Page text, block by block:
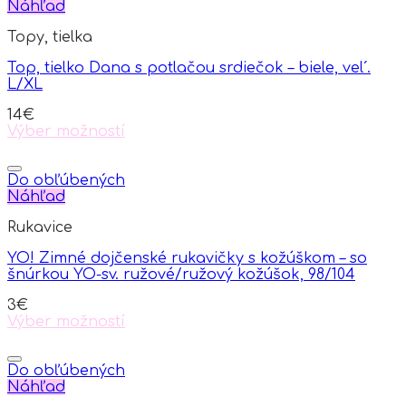
Náhľad
Topy, tielka
Top, tielko Dana s potlačou srdiečok – biele, vel´.
L/XL
14€
Výber možností
product
has
multiple
The
may
be
on
the
page
Do obľúbených
Náhľad
Rukavice
YO! Zimné dojčenské rukavičky s kožúškom – so
šnúrkou YO-sv. ružové/ružový kožúšok, 98/104
3€
Výber možností
product
has
multiple
Do obľúbených
Náhľad